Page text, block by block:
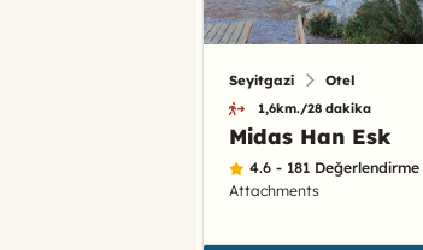
Seyitgazi Otel
1,6km./28 dakika
Midas Han Esk
4.6 - 181 Değerlendirme
Attachments